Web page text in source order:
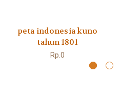
peta indonesia kuno
tahun 1801
Rp.0